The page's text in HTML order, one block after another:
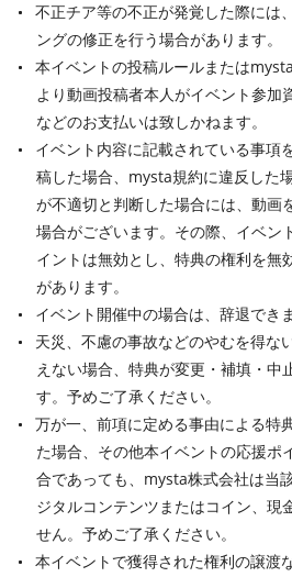
不正チア等の不正が発覚した際には
ングの修正を行う場合があります。
本イベントの投稿ルールまたは
より動画投稿者本人がイベント参加
などのお支払いは致しかねます。
イベント内容に記載されている事項
稿した場合、mysta規約に違反した
が不適切と判断した場合には、動画
場合がございます。その際、イベン
イントは無効とし、特典の権利を無
があります。
イベント開催中の場合は、辞退でき
天災、不慮の事故などのやむを得な
えない場合、特典が変更・補填・中
す。予めご了承ください。
万が一、前項に定める事由による特
た場合、その他本イベントの応援ポ
合であっても、mysta株式会社は当
ジタルコンテンツまたはコイン、現
せん。予めご了承ください。
本イベントで獲得された権利の譲渡